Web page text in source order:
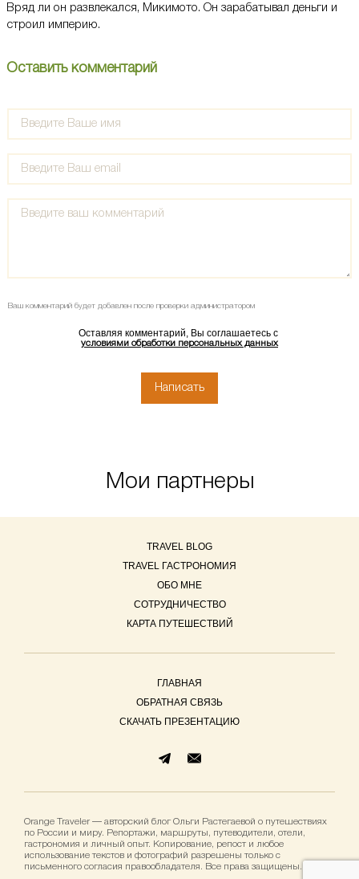
Вряд ли он развлекался, Микимото. Он зарабатывал деньги и
строил империю.
Оставить комментарий
Ваш комментарий будет добавлен после проверки администратором
Оставляя комментарий, Вы соглашаетесь с
условиями обработки персональных данных
Мои партнеры
TRAVEL BLOG
TRAVEL ГАСТРОНОМИЯ
ОБО МНЕ
СОТРУДНИЧЕСТВО
КАРТА ПУТЕШЕСТВИЙ
ГЛАВНАЯ
ОБРАТНАЯ СВЯЗЬ
СКАЧАТЬ ПРЕЗЕНТАЦИЮ
Orange Traveler — авторский блог Ольги Растегаевой о путешествиях
по России и миру. Репортажи, маршруты, путеводители, отели,
гастрономия и личный опыт. Копирование, репост и любое
использование текстов и фотографий разрешены только с
письменного согласия правообладателя. Все права защищены.